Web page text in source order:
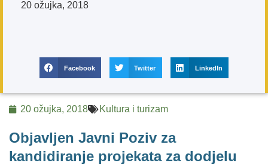
20 ožujka, 2018
Facebook Twitter LinkedIn
20 ožujka, 2018 Kultura i turizam
Objavljen Javni Poziv za
kandidiranje projekata za dodjelu